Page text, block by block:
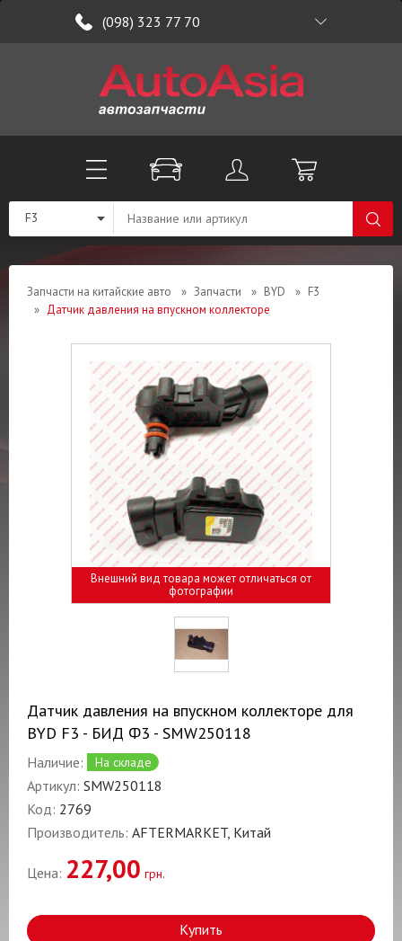
(098) 323 77 70
F3
Запчасти на китайские авто » Запчасти » BYD » F3
» Датчик давления на впускном коллекторе
Внешний вид товара может отличаться от
фотографии
Датчик давления на впускном коллекторе для
BYD F3 - БИД Ф3 - SMW250118
Наличие: На складе
Артикул: SMW250118
Код: 2769
Производитель: AFTERMARKET, Китай
Цена: 227,00 грн.
Купить